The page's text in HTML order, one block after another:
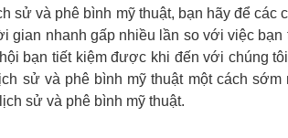
sử và phê bình mỹ thuật, bạn hãy để các
gian nhanh gấp nhiều lần so với việc
bạn tiết kiệm được khi đến với chúng
sử và phê bình mỹ thuật một cách sớm
sử và phê bình mỹ thuật.